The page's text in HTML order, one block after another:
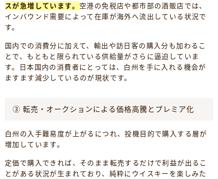
スが急増しています。 空港の免税店や都市部の酒販店では、
インバウンド需要によって在庫が海外へ流出している状況で
す。
国内での消費分に加えて、輸出や訪日客の購入分も加わるこ
とで、もともと限られている供給量がさらに逼迫していま
す。日本国内の消費者にとっては、白州を手に入れる機会が
ますます減少しているのが現状です。
③ 転売・オークションによる価格高騰とプレミア化
白州の入手難易度が上がるにつれ、投機目的で購入する層が
増加しています。
定価で購入できれば、そのまま転売するだけで利益が出るこ
とがある状況が生まれており、純粋にウイスキーを楽しみた